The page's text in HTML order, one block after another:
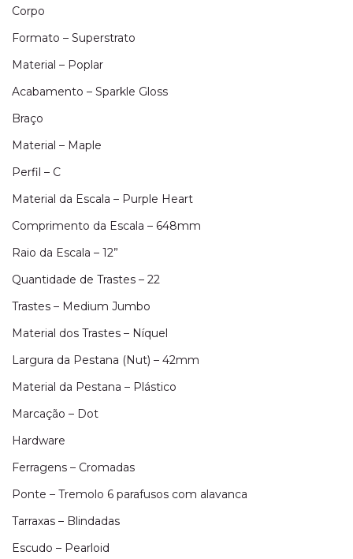
Corpo
Formato – Superstrato
Material – Poplar
Acabamento – Sparkle Gloss
Braço
Material – Maple
Perfil – C
Material da Escala – Purple Heart
Comprimento da Escala – 648mm
Raio da Escala – 12”
Quantidade de Trastes – 22
Trastes – Medium Jumbo
Material dos Trastes – Níquel
Largura da Pestana (Nut) – 42mm
Material da Pestana – Plástico
Marcação – Dot
Hardware
Ferragens – Cromadas
Ponte – Tremolo 6 parafusos com alavanca
Tarraxas – Blindadas
Escudo – Pearloid